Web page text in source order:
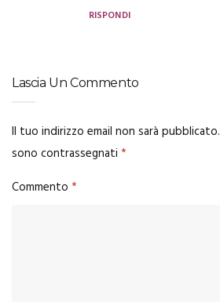
RISPONDI
Lascia Un Commento
Il tuo indirizzo email non sarà pubblicato.
sono contrassegnati *
Commento *